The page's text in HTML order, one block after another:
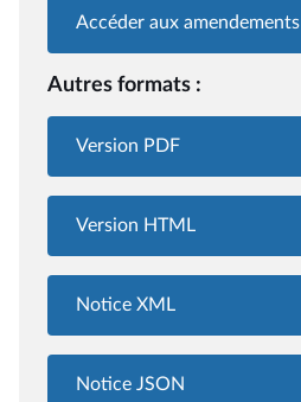
Accéder aux amendements
Autres formats :
Version PDF
Version HTML
Notice XML
Notice JSON